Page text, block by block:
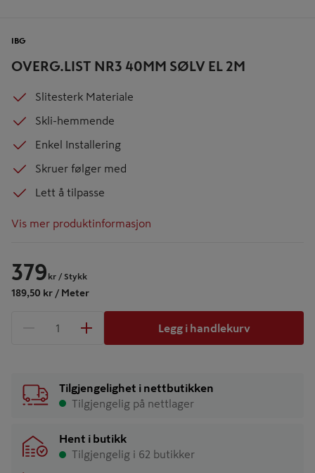
OVERG.LIST NR3 40MM SØLV EL 2M
IBG
Slitesterk Materiale
Skli-hemmende
Enkel Installering
Skruer følger med
Lett å tilpasse
Vis mer produktinformasjon
379 kr / Stykk
189,50 kr / Meter
1 produkter
Legg i handlekurv
Tilgjengelighet i nettbutikken
Tilgjengelig på nettlager
Hent i butikk
Tilgjengelig i 62 butikker